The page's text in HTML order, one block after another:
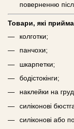
поверненню
Товари, які
колготки;
панчохи;
шкарпетки;
бодістокінги;
наклейки на
силіконові
силіконові або